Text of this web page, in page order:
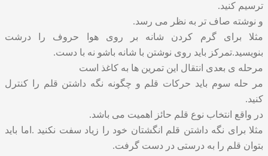
ترسیم کنید.
و نوشته صاف تر به نظر می رسد.
مثلا برای گرم کردن شانه بر روی هوا حروف را درشت
بنویسید.تمرکز باید روی نوشتن با شانه باشو نه با دست.
مرحله ی بعدی انتقال این تمرین ها به کاغذ است
مر حله سوم باید حرکات قلم و چگونه نگه داشتن قلم را کنترل
کنید.
در واقع انتخاب نوع قلم حائز اهمیت می باشد.
مثلا برای نگه داشتن قلم انگشتان خود را زیاد سفت نکنید .اما باید
بتوان قلم را به درستی در دست گرفت.